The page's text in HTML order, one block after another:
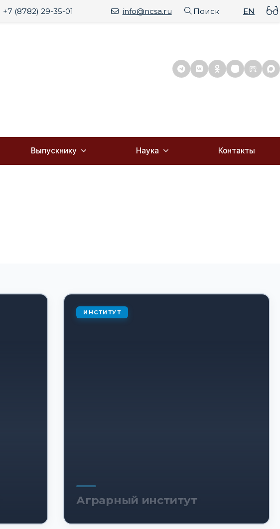
+7 (8782) 29-35-01 info@ncsa.ru Поиск EN
Выпускнику Наука Контакты
Аграрный институт
ИНСТИТУТ